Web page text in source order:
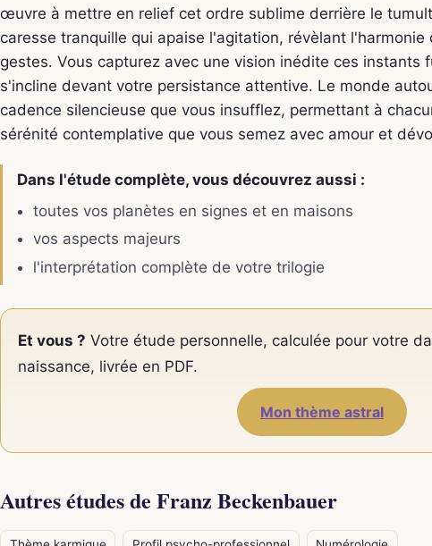
œuvre à mettre en relief cet ordre sublime derrière le
caresse tranquille qui apaise l'agitation, révèlant
gestes. Vous capturez avec une vision inédite ces instants
s'incline devant votre persistance attentive. Le monde
cadence silencieuse que vous insufflez, permettant à
sérénité contemplative que vous semez avec amour et
Dans l'étude complète, vous découvrez aussi :
toutes vos planètes en signes et en maisons
vos aspects majeurs
l'interprétation complète de votre trilogie
Et vous ? Votre étude personnelle, calculée pour votre
naissance, livrée en PDF.
Mon thème astral
Autres études de Franz Beckenbauer